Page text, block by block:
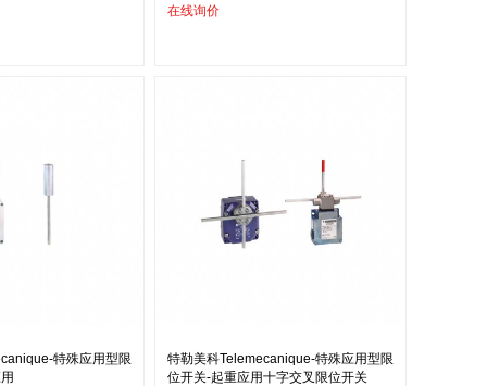
在线询价
特殊应用型限
特勒美科Telemecanique-特殊应用型限
位开关-起重应用十字交叉限位开关